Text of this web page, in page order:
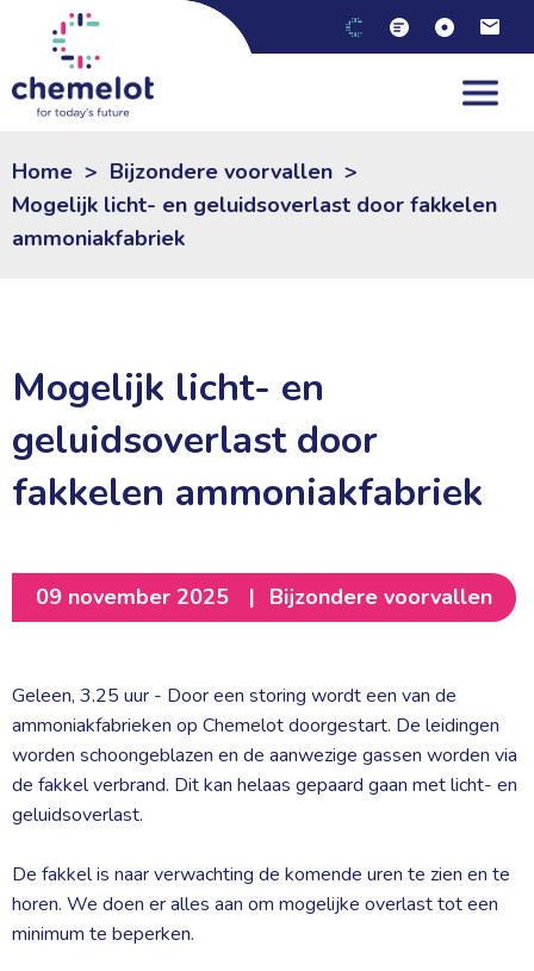
Home > Bijzondere voorvallen >
Mogelijk licht- en geluidsoverlast door fakkelen
ammoniakfabriek
Mogelijk licht- en
geluidsoverlast door
fakkelen ammoniakfabriek
09 november 2025 | Bijzondere voorvallen
Geleen, 3.25 uur - Door een storing wordt een van de
ammoniakfabrieken op Chemelot doorgestart. De leidingen
worden schoongeblazen en de aanwezige gassen worden via
de fakkel verbrand. Dit kan helaas gepaard gaan met licht- en
geluidsoverlast.
De fakkel is naar verwachting de komende uren te zien en te
horen. We doen er alles aan om mogelijke overlast tot een
minimum te beperken.